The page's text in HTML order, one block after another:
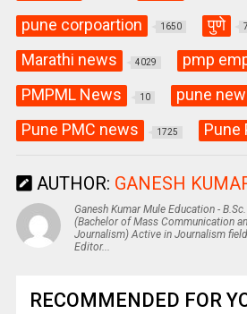
pune corpoartion 1650 पुणे
Marathi news 4029 pmp
PMPML News 10 pune
Pune PMC news 1725 Pune
AUTHOR: GANESH
Ganesh Kumar Mule Education -
(Bachelor of Mass Communication
Journalism) Active in Journalism
Editor...
RECOMMENDED FOR